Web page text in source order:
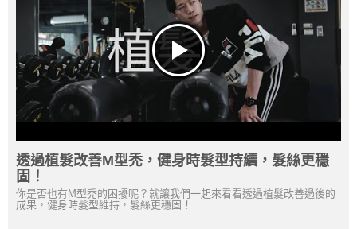
透過植髮改善M型禿，健身時髮型持續，髮絲更穩
固！
你是否也有M型禿的困擾呢？就讓我們一起來看看透過植髮改善過後的
成果，健身時髮型維持，髮絲更穩固！